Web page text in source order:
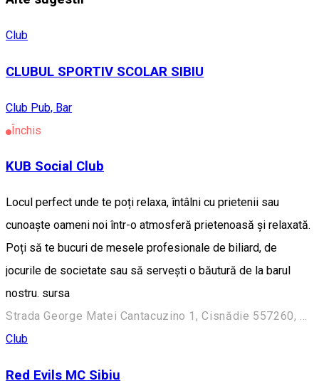
Club
CLUBUL SPORTIV SCOLAR SIBIU
Club Pub, Bar
Închis
KUB Social Club
Locul perfect unde te poți relaxa, întâlni cu prietenii sau
cunoaște oameni noi într-o atmosferă prietenoasă și relaxată.
Poți să te bucuri de mesele profesionale de biliard, de
jocurile de societate sau să servești o băutură de la barul
nostru. sursa
Strada George Matei Cantacuzino 1, Cisnădie 557260, Romania
Club
Red Evils MC Sibiu